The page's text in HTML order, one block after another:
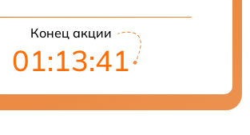
Конец акции
01:13:40